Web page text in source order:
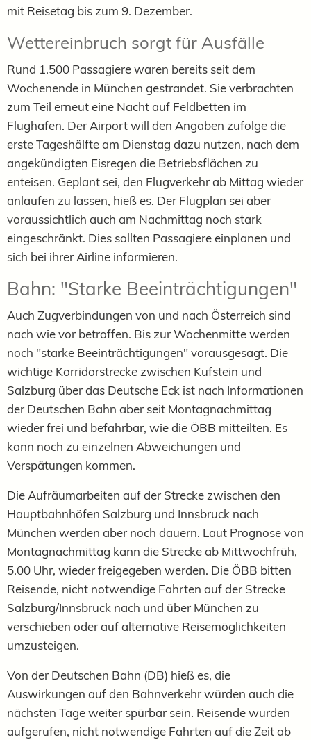
mit Reisetag bis zum 9. Dezember.
Wettereinbruch sorgt für Ausfälle
Rund 1.500 Passagiere waren bereits seit dem
Wochenende in München gestrandet. Sie verbrachten
zum Teil erneut eine Nacht auf Feldbetten im
Flughafen. Der Airport will den Angaben zufolge die
erste Tageshälfte am Dienstag dazu nutzen, nach dem
angekündigten Eisregen die Betriebsflächen zu
enteisen. Geplant sei, den Flugverkehr ab Mittag wieder
anlaufen zu lassen, hieß es. Der Flugplan sei aber
voraussichtlich auch am Nachmittag noch stark
eingeschränkt. Dies sollten Passagiere einplanen und
sich bei ihrer Airline informieren.
Bahn: "Starke Beeinträchtigungen"
Auch Zugverbindungen von und nach Österreich sind
nach wie vor betroffen. Bis zur Wochenmitte werden
noch "starke Beeinträchtigungen" vorausgesagt. Die
wichtige Korridorstrecke zwischen Kufstein und
Salzburg über das Deutsche Eck ist nach Informationen
der Deutschen Bahn aber seit Montagnachmittag
wieder frei und befahrbar, wie die ÖBB mitteilten. Es
kann noch zu einzelnen Abweichungen und
Verspätungen kommen.
Die Aufräumarbeiten auf der Strecke zwischen den
Hauptbahnhöfen Salzburg und Innsbruck nach
München werden aber noch dauern. Laut Prognose von
Montagnachmittag kann die Strecke ab Mittwochfrüh,
5.00 Uhr, wieder freigegeben werden. Die ÖBB bitten
Reisende, nicht notwendige Fahrten auf der Strecke
Salzburg/Innsbruck nach und über München zu
verschieben oder auf alternative Reisemöglichkeiten
umzusteigen.
Von der Deutschen Bahn (DB) hieß es, die
Auswirkungen auf den Bahnverkehr würden auch die
nächsten Tage weiter spürbar sein. Reisende wurden
aufgerufen, nicht notwendige Fahrten auf die Zeit ab